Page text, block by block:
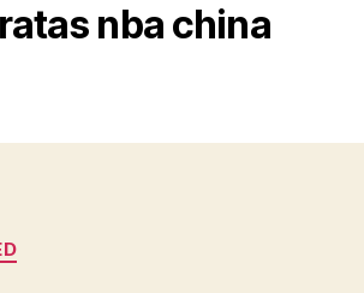
nba china